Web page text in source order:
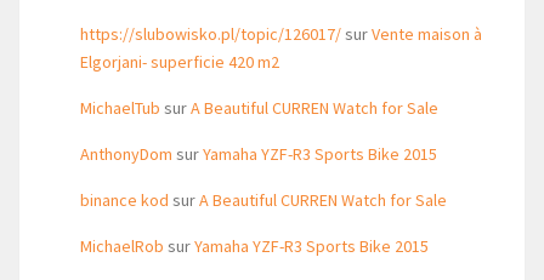
https://slubowisko.pl/topic/126017/surVente maison à
Elgorjani- superficie 420 m2
MichaelTub surA Beautiful CURREN Watch for Sale
AnthonyDom surYamaha YZF-R3 Sports Bike 2015
binance kod surA Beautiful CURREN Watch for Sale
MichaelRob surYamaha YZF-R3 Sports Bike 2015